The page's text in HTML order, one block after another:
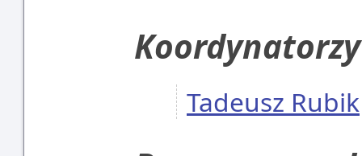
Koordynatorzy
Tadeusz Rubik